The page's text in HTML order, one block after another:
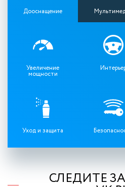
Дооснащение
Увеличение
мощности
Уход и защита
СЛЕДИТЕ